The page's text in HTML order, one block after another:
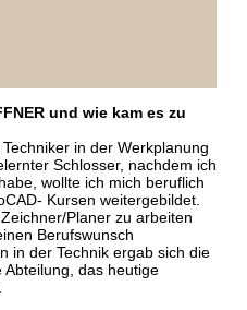
und wie kam es zu
in der Werkplanung
Schlosser, nachdem ich
wollte ich mich beruflich
Kursen weitergebildet.
Planer zu arbeiten
Berufswunsch
in der Technik ergab sich die
Abteilung, das heutige